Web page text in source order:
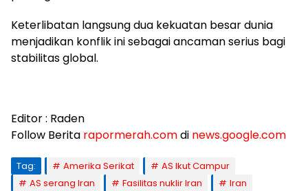
Keterlibatan langsung dua kekuatan besar dunia
menjadikan konflik ini sebagai ancaman serius bagi
stabilitas global.
Editor : Raden
Follow Berita rapormerah.comdi news.google.com
Tag: Amerika Serikat
AS Ikut Campur
AS serang Iran
Fasilitas nuklir Iran
Iran